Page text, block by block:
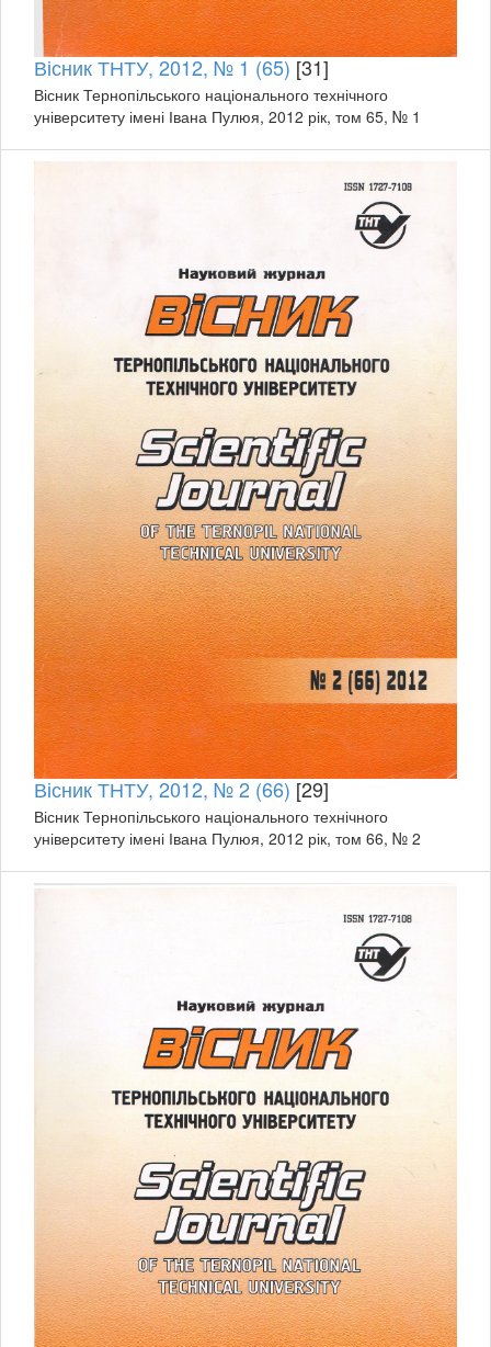
Вісник ТНТУ, 2012, № 1 (65) [31]
Вісник Тернопільського національного технічного
університету імені Івана Пулюя, 2012 рік, том 65, № 1
Вісник ТНТУ, 2012, № 2 (66) [29]
Вісник Тернопільського національного технічного
університету імені Івана Пулюя, 2012 рік, том 66, № 2